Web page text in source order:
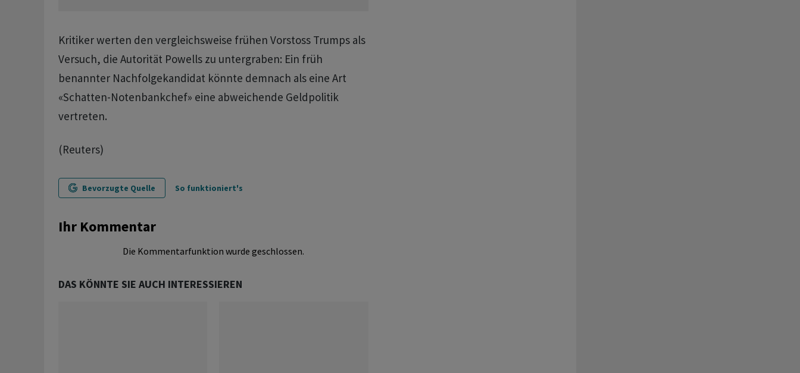
Kritiker werten den vergleichsweise frühen Vorstoss Trumps als
Versuch, die Autorität Powells zu untergraben: Ein früh
benannter Nachfolgekandidat könnte demnach als eine Art
«Schatten-Notenbankchef» eine abweichende Geldpolitik
vertreten.
(Reuters)
Bevorzugte Quelle So funktioniert's
Ihr Kommentar
Die Kommentarfunktion wurde geschlossen.
DAS KÖNNTE SIE AUCH INTERESSIEREN